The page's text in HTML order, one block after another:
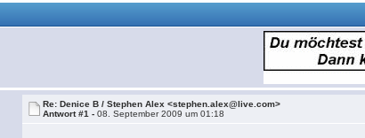
Re: Denice B / Stephen Alex <stephen.alex@live.com>
Antwort #1 -08. September 2009 um 01:18